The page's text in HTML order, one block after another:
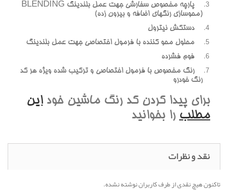
پارچه مخصوص سفارشی جهت عمل بلندینگ BLENDING
(محوسازی رنگهای اضافه و بیرون زده)
دستکش نیترول
محلول محو کننده با فرمول اختصاصی جهت عمل بلندینگ
فوم فشرده
رنگ مخصوص با فرمول اختصاصی و ترکیب شده ویژه هر کد
رنگ خودرو
برای پیدا کردن کد رنگ ماشین خوداین
مطلب را بخوانید
نقد و نظرات
تاکنون هیچ نقدی از طرف کاربران نوشته نشده.